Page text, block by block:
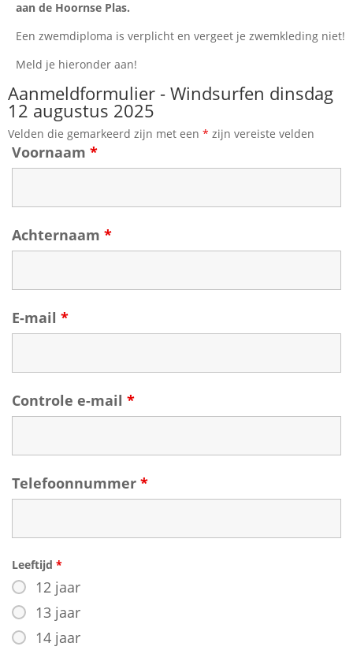
aan de Hoornse Plas.
Een zwemdiploma is verplicht en vergeet je zwemkleding niet!
Meld je hieronder aan!
Aanmeldformulier - Windsurfen dinsdag
12 augustus 2025
Velden die gemarkeerd zijn met een * zijn vereiste velden
Voornaam *
Achternaam *
E-mail *
Controle e-mail *
Telefoonnummer *
Leeftijd *
12 jaar
13 jaar
14 jaar